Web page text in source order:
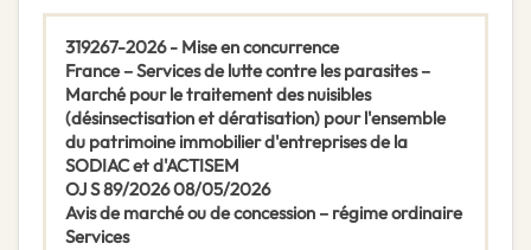
319267-2026 - Mise en concurrence
France – Services de lutte contre les parasites –
Marché pour le traitement des nuisibles
(désinsectisation et dératisation) pour l'ensemble
du patrimoine immobilier d'entreprises de la
SODIAC et d'ACTISEM
OJ S 89/2026 08/05/2026
Avis de marché ou de concession – régime ordinaire
Services